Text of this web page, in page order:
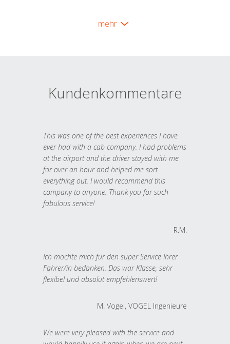
mehr
Kundenkommentare
This was one of the best experiences I have
ever had with a cab company. I had problems
at the airport and the driver stayed with me
for over an hour and helped me sort
everything out. I would recommend this
company to anyone. Thank you for such
fabulous service!
R.M.
Ich möchte mich für den super Service Ihrer
Fahrer/in bedanken. Das war Klasse, sehr
flexibel und absolut empfehlenswert!
M. Vogel, VOGEL Ingenieure
We were very pleased with the service and